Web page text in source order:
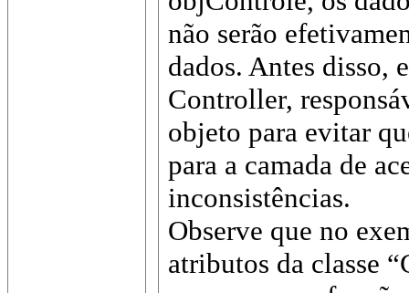
não serão
dados. Antes disso,
Controller,
objeto para evitar
para a camada de
inconsistências.
Observe que no
atributos da classe